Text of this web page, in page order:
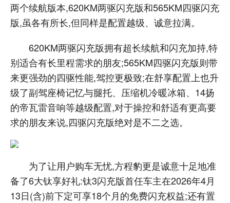
两个续航版本,620KM两驱闪充版和565KM四驱闪充
版,虽各有所长,但同样是配置越级、诚意拉满。
620KM两驱闪充版拥有超长续航和闪充加持,特
别适合有长里程需求的朋友;565KM四驱闪充版则带
来更强劲的四驱性能,驾控更极致;在舒享配置上也升
级了副驾座椅记忆与腿托、压缩机冷暖冰箱、14扬
的帝瓦雷音响等越级配置,对于操控和舒适有更高要
求的朋友来说,四驱闪充版绝对是不二之选。
为了让用户购车无忧,方程豹更是诚意十足地准
备了6大钛享好礼:钛3闪充版首任车主在2026年4月
13日(含)前下定可享18个月的免费闪充权益;还有置